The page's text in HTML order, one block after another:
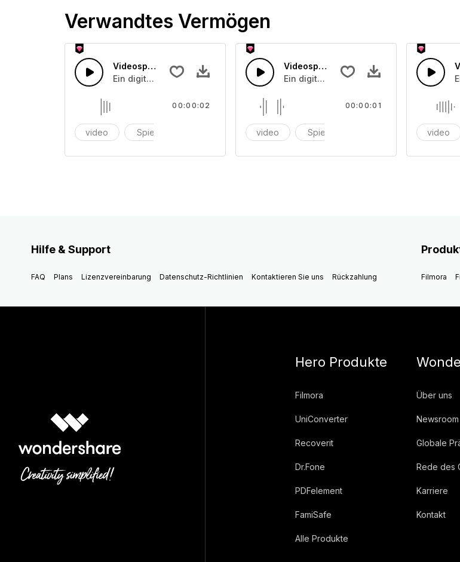
Verwandtes Vermögen
Videospiel 26
Ein digitaler Ton, der auf einmal aufgenommen wurde.
video Spiel
00:00:02
Videospiel 25
Ein digitaler Ton, der auf einmal
video Spiel
00:00:01
video
Hilfe & Support
FAQ Plans Lizenzvereinbarung Datenschutz-Richtlinien Kontaktieren Sie uns Rückzahlung Filmora
Hero Produkte
Filmora
UniConverter
Recoverit
Dr.Fone
PDFelement
FamiSafe
Alle Produkte
Über uns
Newsroom
Globale
Rede des
Karriere
Kontakt